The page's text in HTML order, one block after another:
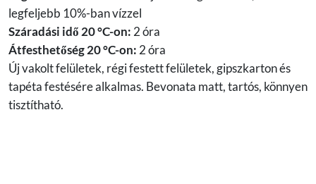
legfeljebb 10%-ban vízzel
Száradási idő 20 °C-on: 2 óra
Átfesthetőség 20 °C-on: 2 óra
Új vakolt felületek, régi festett felületek, gipszkarton és
tapéta festésére alkalmas. Bevonata matt, tartós, könnyen
tisztítható.